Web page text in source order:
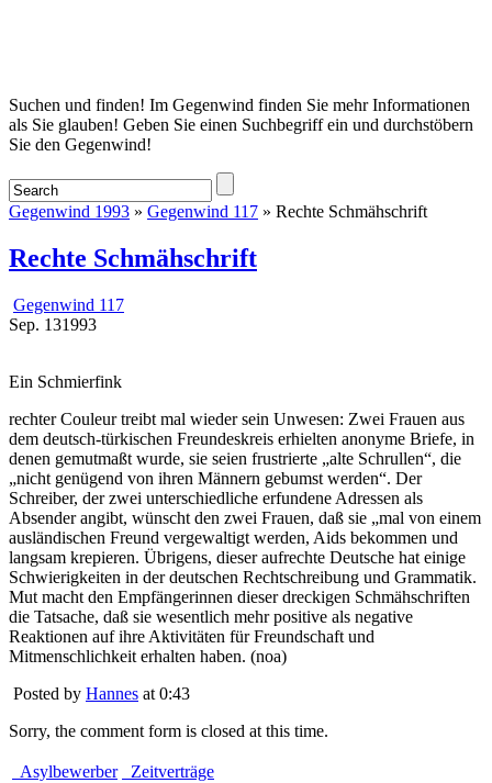
Startseite
Suchen und finden! Im Gegenwind finden Sie mehr Informationen
als Sie glauben! Geben Sie einen Suchbegriff ein und durchstöbern
Sie den Gegenwind!
Gegenwind 1993 » Gegenwind 117 » Rechte Schmähschrift
Rechte Schmähschrift
Gegenwind 117
Sep. 131993
Ein Schmierfink
rechter Couleur treibt mal wieder sein Unwesen: Zwei Frauen aus
dem deutsch-türkischen Freundeskreis erhielten anonyme Briefe, in
denen gemutmaßt wurde, sie seien frustrierte „alte Schrullen“, die
„nicht genügend von ihren Männern gebumst werden“. Der
Schreiber, der zwei unterschiedliche erfundene Adressen als
Absender angibt, wünscht den zwei Frauen, daß sie „mal von einem
ausländischen Freund vergewaltigt werden, Aids bekommen und
langsam krepieren. Übrigens, dieser aufrechte Deutsche hat einige
Schwierigkeiten in der deutschen Rechtschreibung und Grammatik.
Mut macht den Empfängerinnen dieser dreckigen Schmähschriften
die Tatsache, daß sie wesentlich mehr positive als negative
Reaktionen auf ihre Aktivitäten für Freundschaft und
Mitmenschlichkeit erhalten haben. (noa)
Posted by Hannes at 0:43
Sorry, the comment form is closed at this time.
Asylbewerber
Zeitverträge